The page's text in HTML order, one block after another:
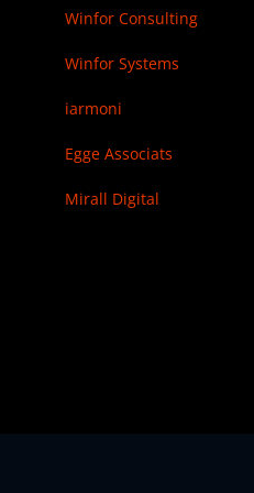
Winfor Consulting
Winfor Systems
iarmoni
Egge Associats
Mirall Digital